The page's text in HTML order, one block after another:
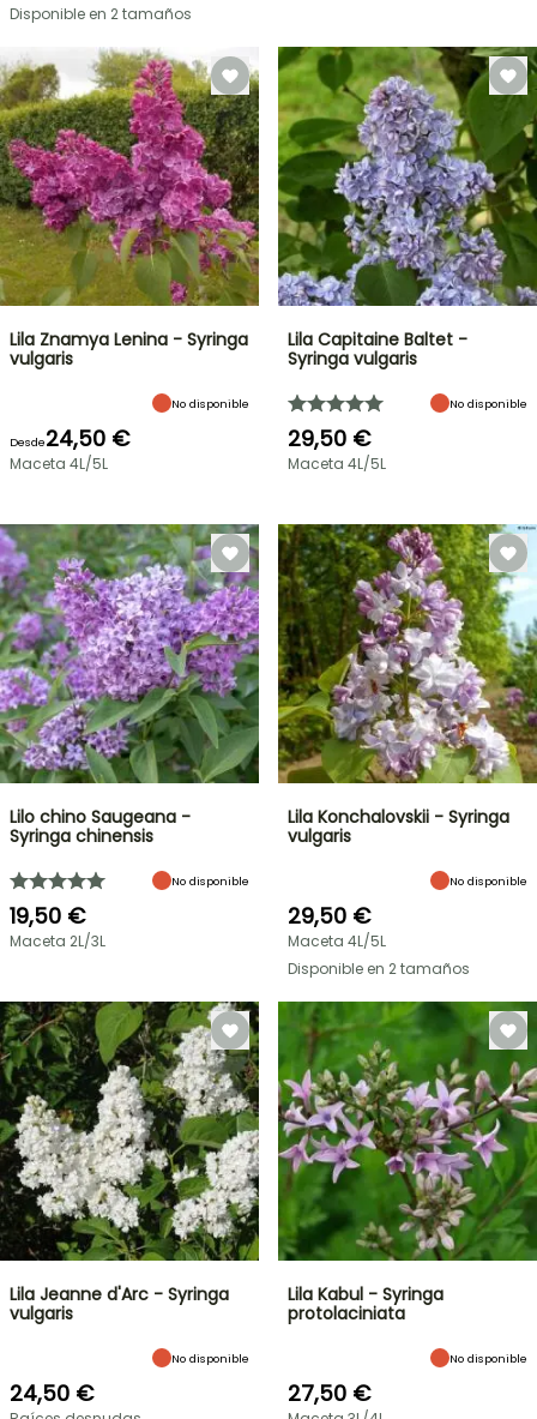
Disponible en 2 tamaños
Lila Znamya Lenina - Syringa
vulgaris
No disponible
Desde24,50 €
Maceta 4L/5L
Lila Capitaine Baltet -
Syringa vulgaris
No disponible
29,50 €
Maceta 4L/5L
Lilo chino Saugeana -
Syringa chinensis
No disponible
19,50 €
Maceta 2L/3L
Lila Konchalovskii - Syringa
vulgaris
No disponible
29,50 €
Maceta 4L/5L
Disponible en 2 tamaños
Lila Jeanne d'Arc - Syringa
vulgaris
No disponible
24,50 €
Lila Kabul - Syringa
protolaciniata
No disponible
27,50 €